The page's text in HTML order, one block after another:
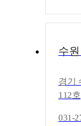
수
경기
112호
031-